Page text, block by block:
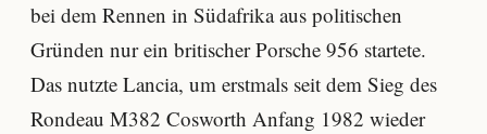
bei dem Rennen in Südafrika aus politischen
Gründen nur ein britischer Porsche 956 startete.
Das nutzte Lancia, um erstmals seit dem Sieg des
Rondeau M382 Cosworth Anfang 1982 wieder